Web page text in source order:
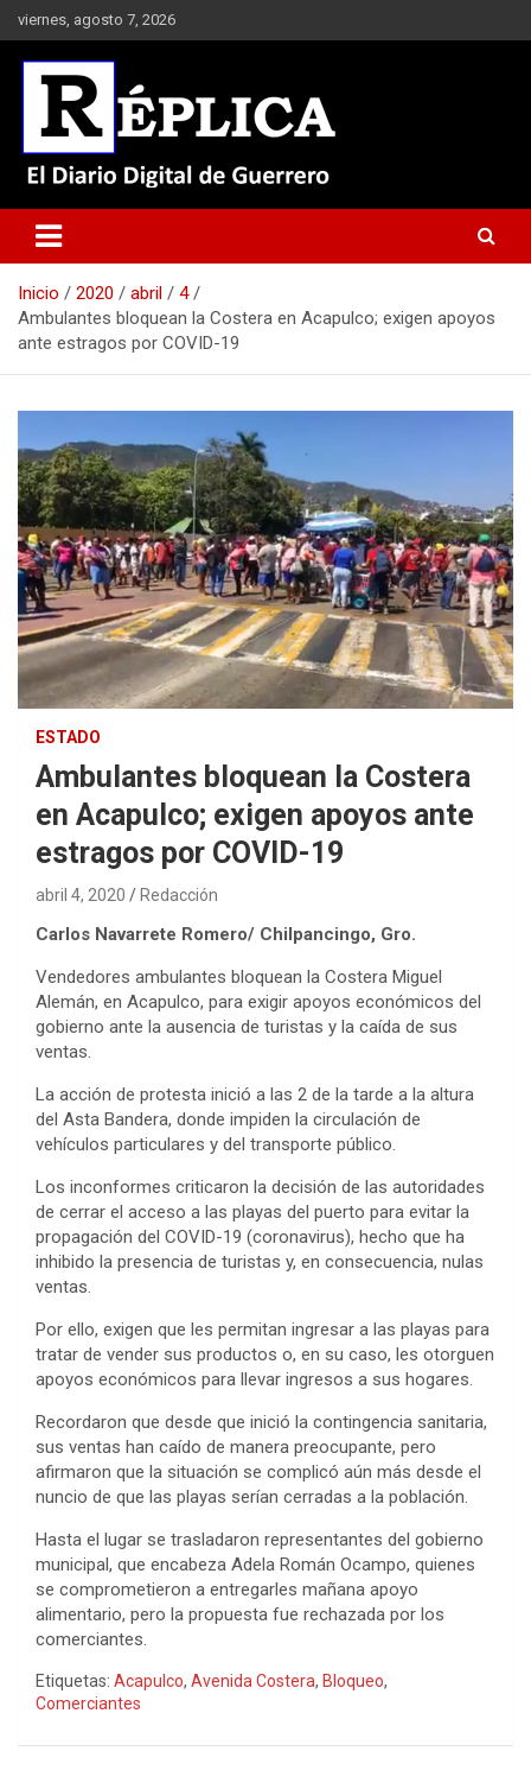
Saltar
al
contenido
viernes, agosto 7, 2026
Réplica
Inicio 2020 abril
4
Ambulantes bloquean la Costera en Acapulco; exigen apoyos
ante estragos por COVID-19
ESTADO
Ambulantes bloquean la Costera
en Acapulco; exigen apoyos ante
estragos por COVID-19
abril 4, 2020 Redacción
Carlos Navarrete Romero/ Chilpancingo, Gro.
Vendedores ambulantes bloquean la Costera Miguel
Alemán, en Acapulco, para exigir apoyos económicos del
gobierno ante la ausencia de turistas y la caída de sus
ventas.
La acción de protesta inició a las 2 de la tarde a la altura
del Asta Bandera, donde impiden la circulación de
vehículos particulares y del transporte público.
Los inconformes criticaron la decisión de las autoridades
de cerrar el acceso a las playas del puerto para evitar la
propagación del COVID-19 (coronavirus), hecho que ha
inhibido la presencia de turistas y, en consecuencia, nulas
ventas.
Por ello, exigen que les permitan ingresar a las playas para
tratar de vender sus productos o, en su caso, les otorguen
apoyos económicos para llevar ingresos a sus hogares.
Recordaron que desde que inició la contingencia sanitaria,
sus ventas han caído de manera preocupante, pero
afirmaron que la situación se complicó aún más desde el
nuncio de que las playas serían cerradas a la población.
Hasta el lugar se trasladaron representantes del gobierno
municipal, que encabeza Adela Román Ocampo, quienes
se comprometieron a entregarles mañana apoyo
alimentario, pero la propuesta fue rechazada por los
comerciantes.
Etiquetas: Acapulco, Avenida Costera, Bloqueo,
Comerciantes